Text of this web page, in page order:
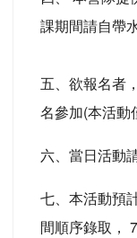
課期間請自帶
五、欲報名者
名參加(本活動
六、當日活動
七、本活動預
間順序錄取，